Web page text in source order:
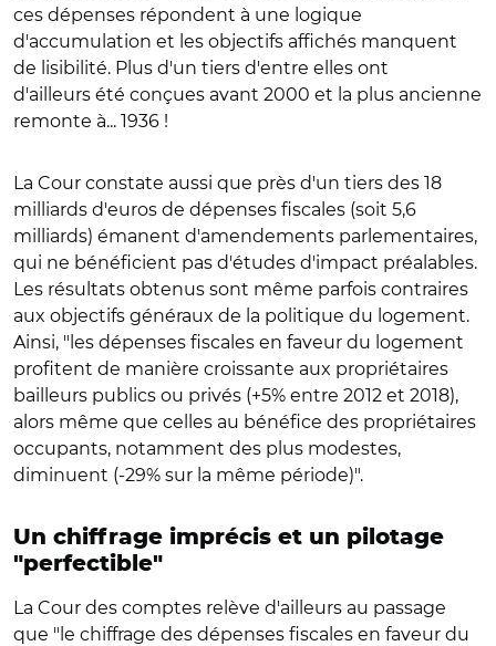
ces dépenses répondent à une logique
d'accumulation et les objectifs affichés manquent
de lisibilité. Plus d'un tiers d'entre elles ont
d'ailleurs été conçues avant 2000 et la plus ancienne
remonte à... 1936 !
La Cour constate aussi que près d'un tiers des 18
milliards d'euros de dépenses fiscales (soit 5,6
milliards) émanent d'amendements parlementaires,
qui ne bénéficient pas d'études d'impact préalables.
Les résultats obtenus sont même parfois contraires
aux objectifs généraux de la politique du logement.
Ainsi, "les dépenses fiscales en faveur du logement
profitent de manière croissante aux propriétaires
bailleurs publics ou privés (+5% entre 2012 et 2018),
alors même que celles au bénéfice des propriétaires
occupants, notamment des plus modestes,
diminuent (-29% sur la même période)".
Un chiffrage imprécis et un pilotage
"perfectible"
La Cour des comptes relève d'ailleurs au passage
que "le chiffrage des dépenses fiscales en faveur du